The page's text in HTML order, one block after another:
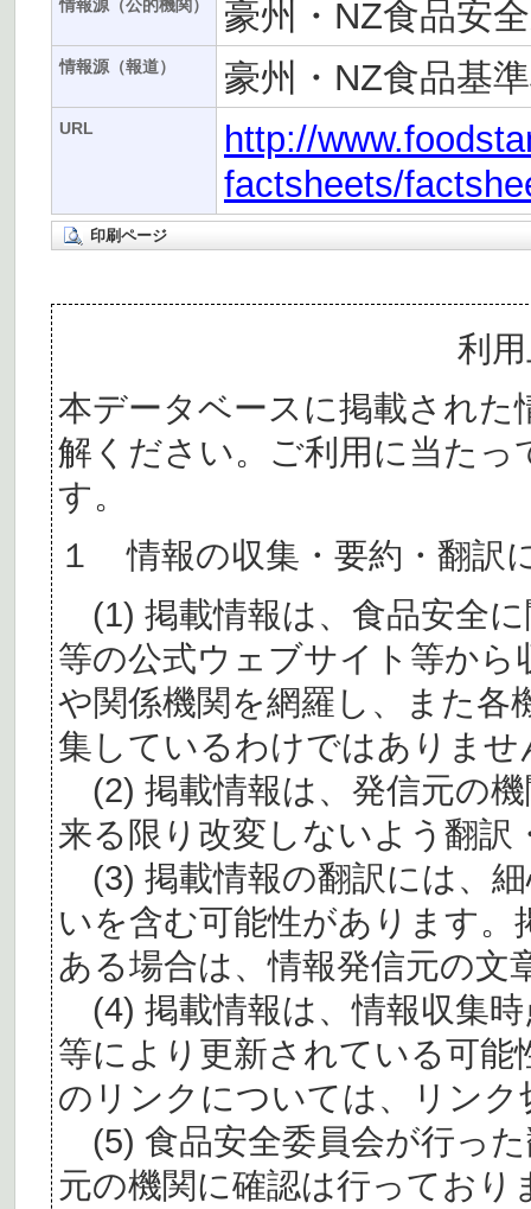
情報源（公的機関） 豪州・NZ食品安
情報源（報道） 豪州・NZ食品基
URL
http://
factsheets/
印刷ページ
利
本データベースに掲載された
解ください。ご利用に当た
す。
１ 情報の収集・要約・翻訳
(1) 掲載情報は、食品安全
等の公式ウェブサイト等か
や関係機関を網羅し、また各
集しているわけではありませ
(2) 掲載情報は、発信元の
来る限り改変しないよう翻訳
(3) 掲載情報の翻訳には、
いを含む可能性があります。
ある場合は、情報発信元の文
(4) 掲載情報は、情報収集
等により更新されている可
のリンクについては、リン
(5) 食品安全委員会が行っ
元の機関に確認は行っており